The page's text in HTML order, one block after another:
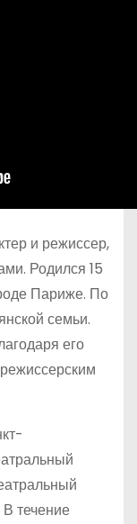
и режиссер,
Родился 15
Париже. По
семьи.
его
течение